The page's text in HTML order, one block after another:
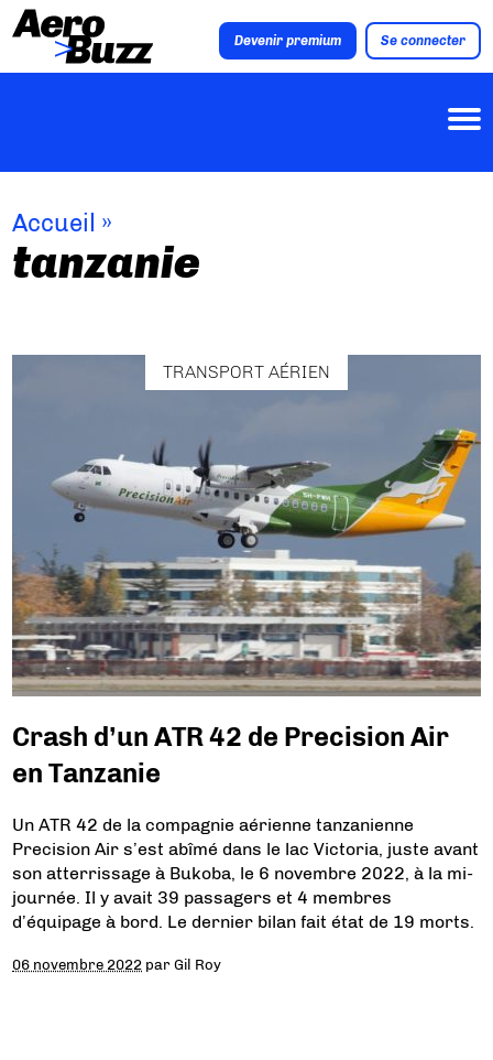
Devenir premium Se connecter
Accueil »
tanzanie
TRANSPORT AÉRIEN
Crash d’un ATR 42 de Precision Air
en Tanzanie
Un ATR 42 de la compagnie aérienne tanzanienne
Precision Air s’est abîmé dans le lac Victoria, juste avant
son atterrissage à Bukoba, le 6 novembre 2022, à la mi-
journée. Il y avait 39 passagers et 4 membres
d’équipage à bord. Le dernier bilan fait état de 19 morts.
06 novembre 2022 parGil Roy